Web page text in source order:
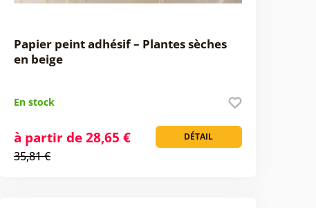
Papier peint adhésif – Plantes sèches
en beige
En stock
DÉTAIL
à partir de 28,65 €
35,81 €